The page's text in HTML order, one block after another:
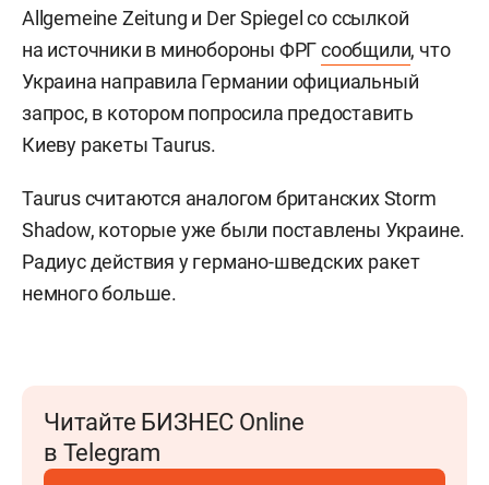
Allgemeine Zeitung и Der Spiegel со ссылкой
на источники в минобороны ФРГсообщили, что
Украина направила Германии официальный
запрос, в котором попросила предоставить
Киеву ракеты Taurus.
Taurus считаются аналогом британских Storm
Shadow, которые уже были поставлены Украине.
Радиус действия у германо-шведских ракет
немного больше.
Читайте БИЗНЕС Online
в Telegram